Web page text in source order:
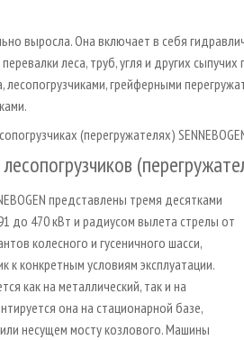
выросла. Она включает в себя
леса, труб, угля и других
грейферными
(перегружателях)
представлены тремя десятками
до 470 кВт и радиусом вылета стрелы от
колесного и гусеничного шасси,
конкретным условиям эксплуатации.
как на металлический, так и на
она на стационарной базе,
несущем мосту козлового. Машины